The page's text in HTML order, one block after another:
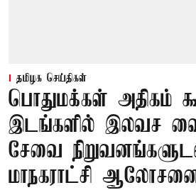
தமிழக செய்திகள்
பொதுமக்கள் அதிகம்
இடங்களில் இலவச
சேவை
மாநகராட்சி